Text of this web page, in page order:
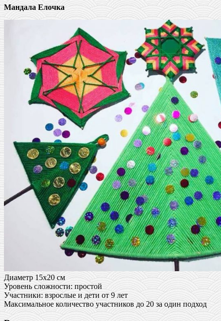
Мандала Елочка
Диаметр 15х20 см
Уровень сложности: простой
Участники: взрослые и дети от 9 лет
Максимальное количество участников до 20 за один подход